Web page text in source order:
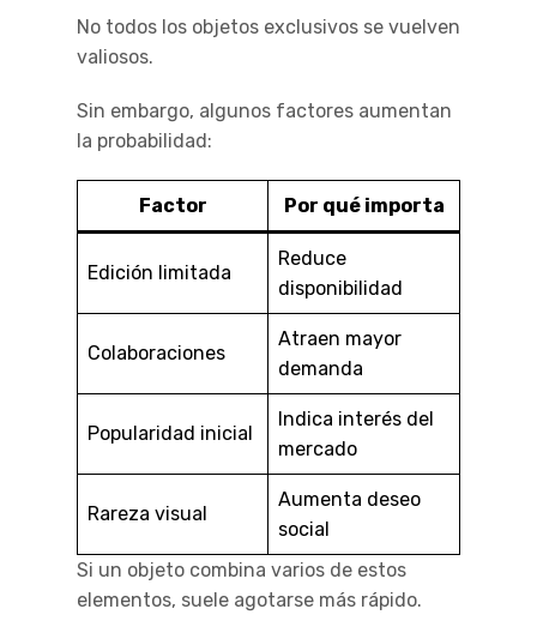
No todos los objetos exclusivos se vuelven
valiosos.
Sin embargo, algunos factores aumentan
la probabilidad:
Factor Por qué importa
Edición limitada
Reduce
disponibilidad
Colaboraciones
Atraen mayor
demanda
Popularidad inicial
Indica interés del
mercado
Rareza visual
Aumenta deseo
social
Si un objeto combina varios de estos
elementos, suele agotarse más rápido.